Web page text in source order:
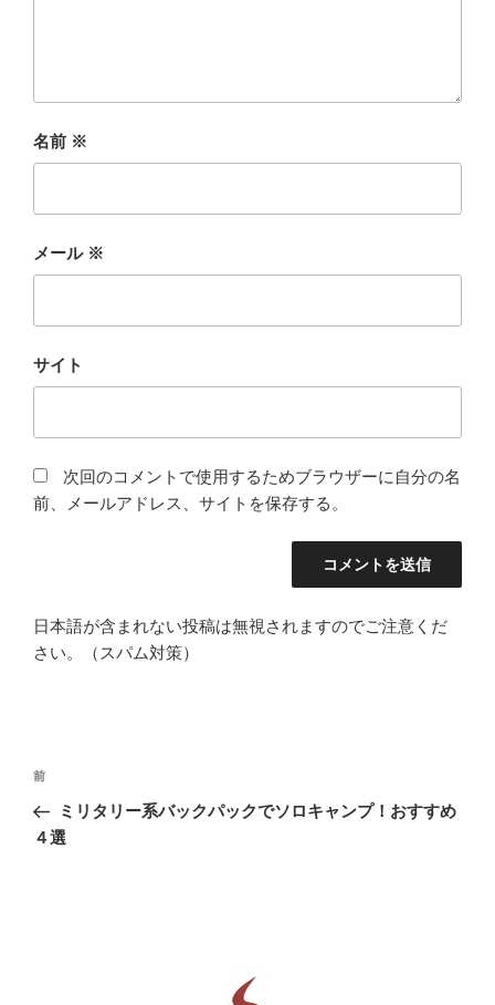
名前 ※
メール ※
サイト
次回のコメントで使用するためブラウザーに自分の名
前、メールアドレス、サイトを保存する。
日本語が含まれない投稿は無視されますのでご注意くだ
さい。（スパム対策）
投
ナ
前
の
投
前
ミリタリー系バックパックでソロキャンプ！おすすめ
４選